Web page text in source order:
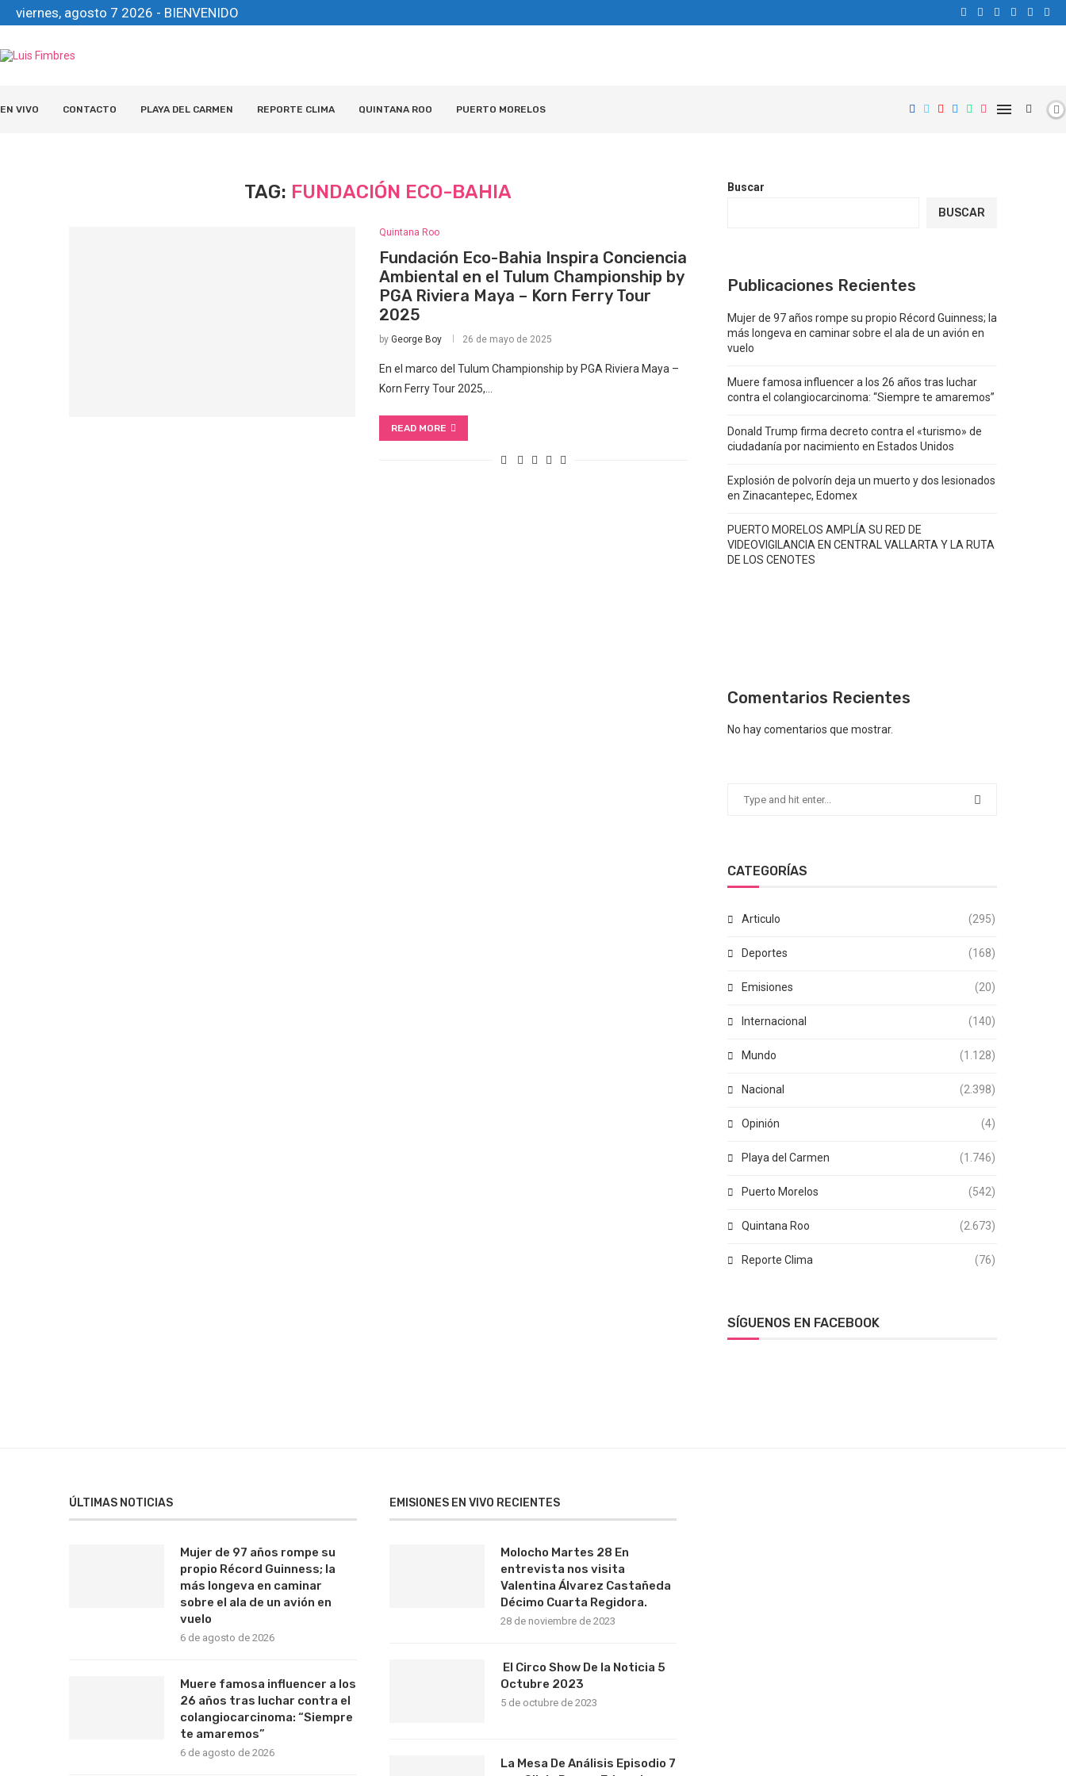
viernes, agosto 7 2026 - BIENVENIDO
EN VIVO CONTACTO PLAYA DEL CARMEN REPORTE CLIMA QUINTANA ROO PUERTO MORELOS
TAG: FUNDACIÓN ECO-BAHIA
Quintana Roo
Fundación Eco-Bahia Inspira Conciencia
Ambiental en el Tulum Championship by
PGA Riviera Maya – Korn Ferry Tour
2025
by George Boy 26 de mayo de 2025
En el marco del Tulum Championship by PGA Riviera Maya –
Korn Ferry Tour 2025,…
READ MORE
Buscar
BUSCAR
Publicaciones Recientes
Mujer de 97 años rompe su propio Récord Guinness; la
más longeva en caminar sobre el ala de un avión en
vuelo
Muere famosa influencer a los 26 años tras luchar
contra el colangiocarcinoma: “Siempre te amaremos”
Donald Trump firma decreto contra el «turismo» de
ciudadanía por nacimiento en Estados Unidos
Explosión de polvorín deja un muerto y dos lesionados
en Zinacantepec, Edomex
PUERTO MORELOS AMPLÍA SU RED DE
VIDEOVIGILANCIA EN CENTRAL VALLARTA Y LA RUTA
DE LOS CENOTES
Comentarios Recientes
No hay comentarios que mostrar.
CATEGORÍAS
Articulo (295)
Deportes (168)
Emisiones (20)
Internacional (140)
Mundo (1.128)
Nacional (2.398)
Opinión (4)
Playa del Carmen (1.746)
Puerto Morelos (542)
Quintana Roo (2.673)
Reporte Clima (76)
SÍGUENOS EN FACEBOOK
ÚLTIMAS NOTICIAS
Mujer de 97 años rompe su
propio Récord Guinness; la
más longeva en caminar
sobre el ala de un avión en
vuelo
6 de agosto de 2026
Muere famosa influencer a los
26 años tras luchar contra el
colangiocarcinoma: “Siempre
te amaremos”
6 de agosto de 2026
EMISIONES EN VIVO RECIENTES
Molocho Martes 28 En
entrevista nos visita
Valentina Álvarez Castañeda
Décimo Cuarta Regidora.
28 de noviembre de 2023
El Circo Show De la Noticia 5
Octubre 2023
5 de octubre de 2023
La Mesa De Análisis Episodio 7